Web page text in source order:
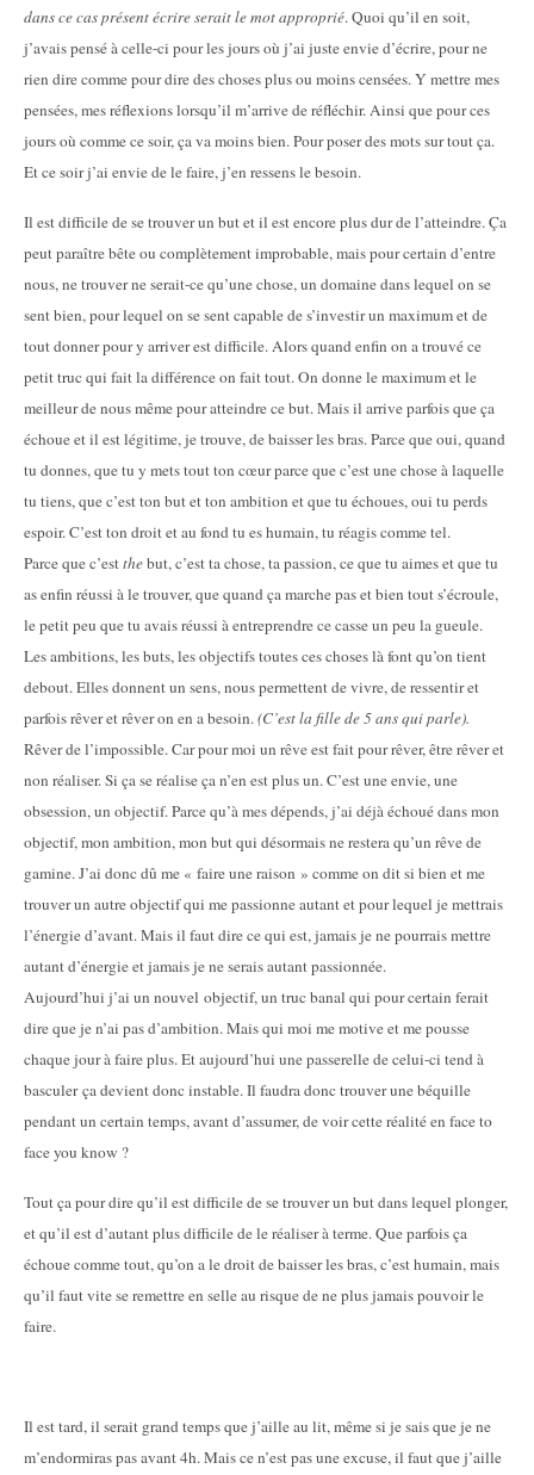
dans ce cas présent écrire serait le mot approprié. Quoi qu’il en soit,
j’avais pensé à celle-ci pour les jours où j’ai juste envie d’écrire, pour ne
rien dire comme pour dire des choses plus ou moins censées. Y mettre mes
pensées, mes réflexions lorsqu’il m’arrive de réfléchir. Ainsi que pour ces
jours où comme ce soir, ça va moins bien. Pour poser des mots sur tout ça.
Et ce soir j’ai envie de le faire, j’en ressens le besoin.
Il est difficile de se trouver un but et il est encore plus dur de l’atteindre. Ça
peut paraître bête ou complètement improbable, mais pour certain d’entre
nous, ne trouver ne serait-ce qu’une chose, un domaine dans lequel on se
sent bien, pour lequel on se sent capable de s’investir un maximum et de
tout donner pour y arriver est difficile. Alors quand enfin on a trouvé ce
petit truc qui fait la différence on fait tout. On donne le maximum et le
meilleur de nous même pour atteindre ce but. Mais il arrive parfois que ça
échoue et il est légitime, je trouve, de baisser les bras. Parce que oui, quand
tu donnes, que tu y mets tout ton cœur parce que c’est une chose à laquelle
tu tiens, que c’est ton but et ton ambition et que tu échoues, oui tu perds
espoir. C’est ton droit et au fond tu es humain, tu réagis comme tel.
Parce que c’estthebut, c’est ta chose, ta passion, ce que tu aimes et que tu
as enfin réussi à le trouver, que quand ça marche pas et bien tout s’écroule,
le petit peu que tu avais réussi à entreprendre ce casse un peu la gueule.
Les ambitions, les buts, les objectifs toutes ces choses là font qu’on tient
debout. Elles donnent un sens, nous permettent de vivre, de ressentir et
parfois rêver et rêver on en a besoin.(C’est la fille de 5 ans qui parle).
Rêver de l’impossible. Car pour moi un rêve est fait pour rêver, être rêver et
non réaliser. Si ça se réalise ça n’en est plus un. C’est une envie, une
obsession, un objectif. Parce qu’à mes dépends, j’ai déjà échoué dans mon
objectif, mon ambition, mon but qui désormais ne restera qu’un rêve de
gamine. J’ai donc dû me « faire une raison » comme on dit si bien et me
trouver un autre objectif qui me passionne autant et pour lequel je mettrais
l’énergie d’avant. Mais il faut dire ce qui est, jamais je ne pourrais mettre
autant d’énergie et jamais je ne serais autant passionnée.
Aujourd’hui j’ai un nouvel objectif, un truc banal qui pour certain ferait
dire que je n’ai pas d’ambition. Mais qui moi me motive et me pousse
chaque jour à faire plus. Et aujourd’hui une passerelle de celui-ci tend à
basculer ça devient donc instable. Il faudra donc trouver une béquille
pendant un certain temps, avant d’assumer, de voir cette réalité en face to
face you know ?
Tout ça pour dire qu’il est difficile de se trouver un but dans lequel plonger,
et qu’il est d’autant plus difficile de le réaliser à terme. Que parfois ça
échoue comme tout, qu’on a le droit de baisser les bras, c’est humain, mais
qu’il faut vite se remettre en selle au risque de ne plus jamais pouvoir le
faire.
Il est tard, il serait grand temps que j’aille au lit, même si je sais que je ne
m’endormiras pas avant 4h. Mais ce n’est pas une excuse, il faut que j’aille